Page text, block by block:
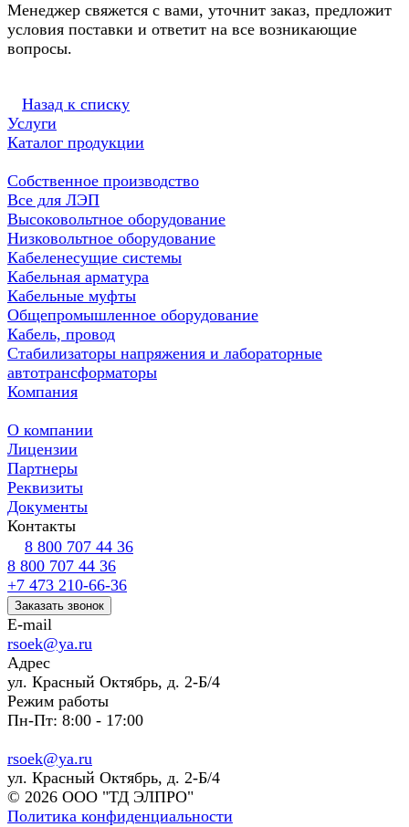
Менеджер свяжется с вами, уточнит заказ, предложит
условия поставки и ответит на все возникающие
вопросы.
Назад к списку
Услуги
Каталог продукции
Собственное производство
Все для ЛЭП
Высоковольтное оборудование
Низковольтное оборудование
Кабеленесущие системы
Кабельная арматура
Кабельные муфты
Общепромышленное оборудование
Кабель, провод
Стабилизаторы напряжения и лабораторные
автотрансформаторы
Компания
О компании
Лицензии
Партнеры
Реквизиты
Документы
Контакты
8 800 707 44 36
8 800 707 44 36
+7 473 210-66-36
Заказать звонок
E-mail
rsoek@ya.ru
Адрес
ул. Красный Октябрь, д. 2-Б/4
Режим работы
Пн-Пт: 8:00 - 17:00
rsoek@ya.ru
ул. Красный Октябрь, д. 2-Б/4
© 2026 ООО "ТД ЭЛПРО"
Политика конфиденциальности